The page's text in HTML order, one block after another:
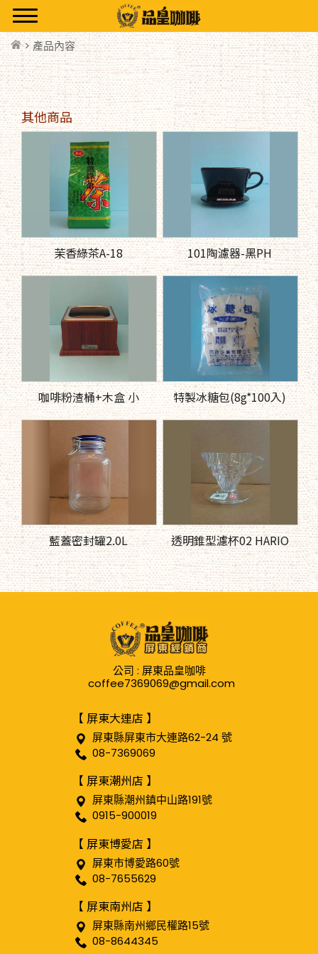
> 產品內容
其他商品
茉香綠茶A-18 101陶濾器-黑PH
咖啡粉渣桶+木盒 小 特製冰糖包(8g*100入)
藍蓋密封罐2.0L 透明錐型濾杯02 HARIO
公司 : 屏東品皇咖啡
coffee7369069@gmail.com
【 屏東大連店 】
屏東縣屏東市大連路62-24 號
08-7369069
【 屏東潮州店 】
屏東縣潮州鎮中山路191號
0915-900019
【 屏東博愛店 】
屏東市博愛路60號
08-7655629
【 屏東南州店 】
屏東縣南州鄉民權路15號
08-8644345